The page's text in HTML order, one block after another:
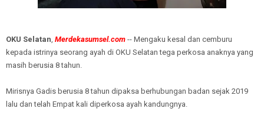
OKU Selatan, Merdekasumsel.com -- Mengaku kesal dan cemburu
kepada istrinya seorang ayah di OKU Selatan tega perkosa anaknya yang
masih berusia 8 tahun.
Mirisnya Gadis berusia 8 tahun dipaksa berhubungan badan sejak 2019
lalu dan telah Empat kali diperkosa ayah kandungnya.